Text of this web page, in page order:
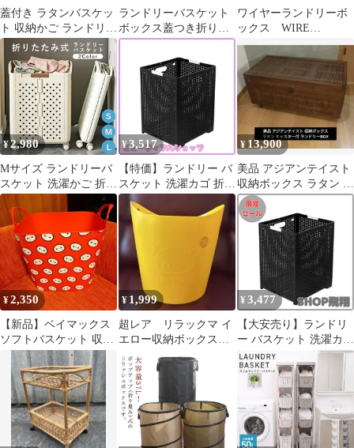
towerシリーズ 公式
蓋付き ラタンバスケッ
ト 収納かご ランドリー
ボックス
ランドリーバスケット
ボックス蓋つき折りた
たみ洗濯カゴ大容量緑
グリーン魚柄
ワイヤーランドリーボ
ックス WIRE
LAUNDRY BOX 洗濯物
かご 物入れ
¥2,980
Mサイズ ランドリーバ
スケット 洗濯かご 折り
たたみ スリム 大容量
コンパクト おしゃれ 洗
濯物カゴ 洗濯物入れ ラ
ンドリーボックス 洗濯
カゴ 持ち手付き 洗濯機
横 省スペース 軽量 収
納 大型 特大 キャスタ
ー付き 36L 51L
60L^bm1529^
¥3,517
【特価】ランドリー バ
スケット 洗濯カゴ 折り
畳み式 大容量 おしゃれ
取っ手付き ランドリー
収納 ボックス ごみ箱
省スベース 48L (ブラッ
ク)
¥ 13,900
美品 アジアンテイスト
収納ボックス ラタン キ
ャスター付 ランドリー
BOX
¥2,350
【新品】ベイマックス
ソフトバスケット 収納
ボックス ランドリーバ
スケット 赤
¥ 1,999
超レア リラックマ イ
エロー収納ボックス
ランドリーバスケット
¥ 3,477
【大安売り】ランドリ
ー バスケット 洗濯カゴ
折り畳み式 大容量 おし
ゃれ 取っ手付き ランド
リー収納 ボックス ごみ
箱 省スベース 48L (ブ
ラック)